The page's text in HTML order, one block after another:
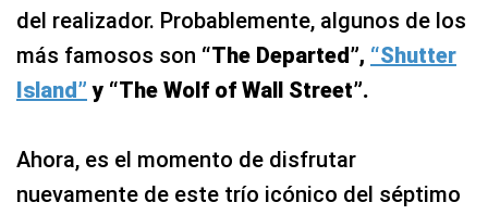
del realizador. Probablemente, algunos de los
más famosos son “The Departed”, “Shutter
Island” y “The Wolf of Wall Street”.
Ahora, es el momento de disfrutar
nuevamente de este trío icónico del séptimo